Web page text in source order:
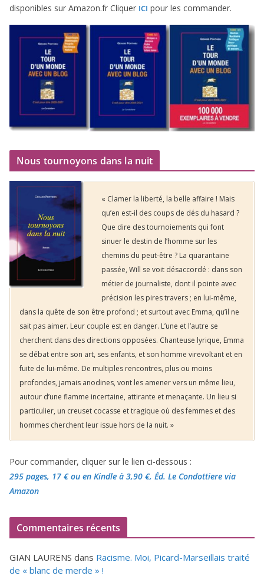
dis­po­nibles sur Amazon​.fr Cliquer ICI pour les commander.
Nous tournoyons dans la nuit
« Clamer la liberté, la belle affaire ! Mais
qu’en est-il des coups de dés du hasard ?
Que dire des tournoiements qui font
sinuer le destin de l’homme sur les
chemins du peut-être ? La quarantaine
passée, Will se voit désaccordé : dans son
métier de journaliste, dont il pointe avec
précision les pires travers ; en lui-même,
dans la quête de son être profond ; et surtout avec Emma, qu’il ne
sait pas aimer. Leur couple est en danger. L’une et l’autre se
cherchent dans des directions opposées. Chanteuse lyrique, Emma
se débat entre son art, ses enfants, et son homme virevoltant et en
fuite de lui-même. De multiples rencontres, plus ou moins
profondes, jamais anodines, vont les amener vers un même lieu,
autour d’une flamme incertaine, attirante et menaçante. Un lieu si
particulier, un creuset cocasse et tragique où des femmes et des
hommes cherchent leur issue hors de la nuit. »
Pour commander, cliquer sur le lien ci-dessous :
295 pages, 17 €ou en Kindle à 3,90 €, Éd. Le Condottiere via
Amazon
Commentaires récents
GIAN LAURENS dans Racisme. Moi, Picard-Marseillais traité
de « blanc de merde » !